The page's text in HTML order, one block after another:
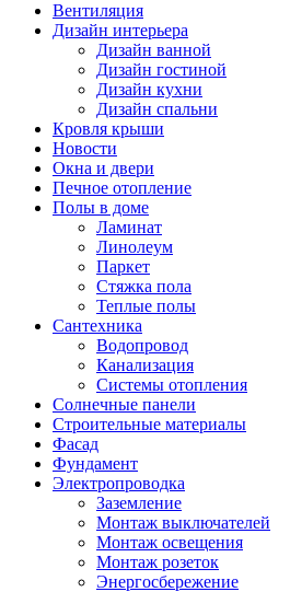
Вентиляция
Дизайн интерьера
Дизайн ванной
Дизайн гостиной
Дизайн кухни
Дизайн спальни
Кровля крыши
Новости
Окна и двери
Печное отопление
Полы в доме
Ламинат
Линолеум
Паркет
Стяжка пола
Теплые полы
Сантехника
Водопровод
Канализация
Системы отопления
Солнечные панели
Строительные материалы
Фасад
Фундамент
Электропроводка
Заземление
Монтаж выключателей
Монтаж освещения
Монтаж розеток
Энергосбережение